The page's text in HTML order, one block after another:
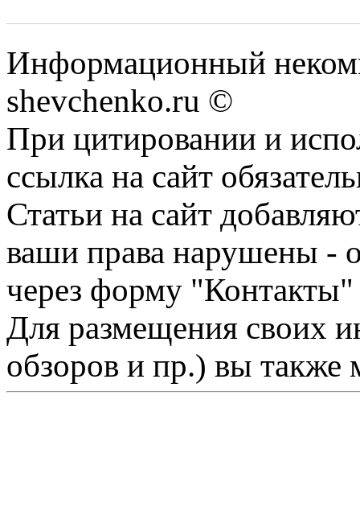
Информационный
shevchenko.ru ©
При цитировании и
ссылка на сайт
Статьи на сайт
ваши права нарушены -
через форму "Контакты"
Для размещения своих
обзоров и пр.) вы также